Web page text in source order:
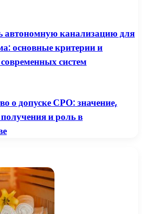
автономную канализацию для
основные критерии и
систем
о допуске СРО: значение,
и роль в